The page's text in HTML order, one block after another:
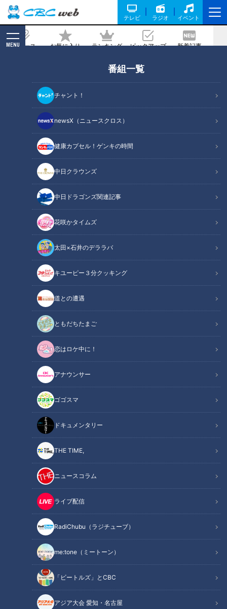
テレビ ラジオ イベント
ニュース お気に入り ランキング ピックアップ 新着記事
MENU
番組一覧
チャント！
newsX（ニュースクロス）
健康カプセル！ゲンキの時間
中日クラウンズ
中日ドラゴンズ関連記事
花咲かタイムズ
太田×石井のデララバ
キユーピー３分クッキング
道との遭遇
ともだちたまご
恋はロケ中に！
アナウンサー
ゴゴスマ
ドキュメンタリー
THE TIME,
ニュースコラム
ライブ配信
RadiChubu（ラジチューブ）
me:tone（ミートーン）
「ビートルズ」とCBC
アジア大会 愛知・名古屋
記事に戻る
CBCテレビ『健康カプセル！ゲンキの時間』
この記事の画像
この記事を見たあなたへのおすすめ
梅雨時にやっておきたい！湿気
と臭いの対策
夏の脳梗塞 対策マニュアル
蚊が活発になる季節 刺されな